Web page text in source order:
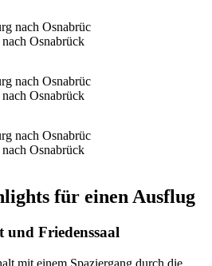
Osnabrück
Osnabrück
Osnabrück
für einen Ausflug
und Friedenssaal
mit einem Spaziergang durch die